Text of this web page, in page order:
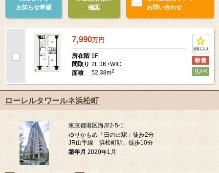
お知らせ希望
確認
お問い合わせ
7,990万円
所在階 9F
間取り 2LDK+WIC
面積
52.38m2
ローレルタワールネ浜松町
東京都港区海岸2-5-1
ゆりかもめ「日の出駅」徒歩2分
JR山手線「浜松町駅」徒歩10分
築年月 2020年1月